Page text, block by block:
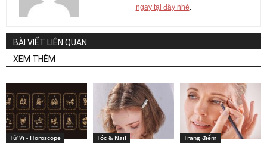
ngay tại đây nhé.
BÀI VIẾT LIÊN QUAN
XEM THÊM
Tử Vi - Horoscope Tóc & Nail Trang điểm